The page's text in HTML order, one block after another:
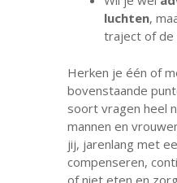
luchten,
traject of de
Herken je één of
bovenstaande
soort vragen heel
mannen en
jij, jarenlang met
compenseren,
of niet eten en